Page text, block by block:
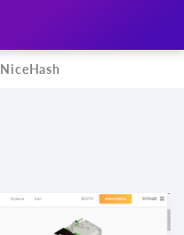
NiceHash